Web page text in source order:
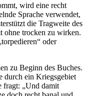
wird eine recht
Sprache verwendet,
die Tragweite des
ohne trocken zu wirken.
oder
zu Beginn des Buches.
durch ein Kriegsgebiet
fragt: „Und damit